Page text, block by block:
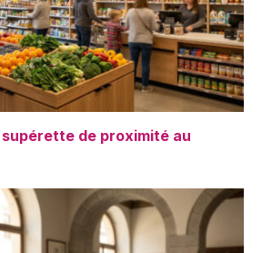
de proximité au